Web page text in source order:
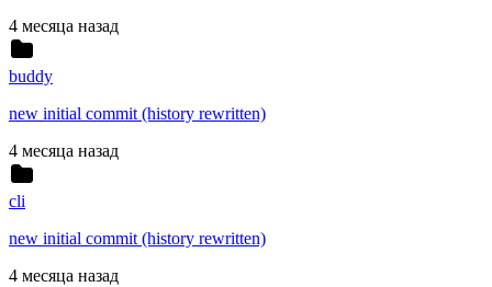
4 месяца назад
buddy
new initial commit (history rewritten)
4 месяца назад
cli
new initial commit (history rewritten)
4 месяца назад